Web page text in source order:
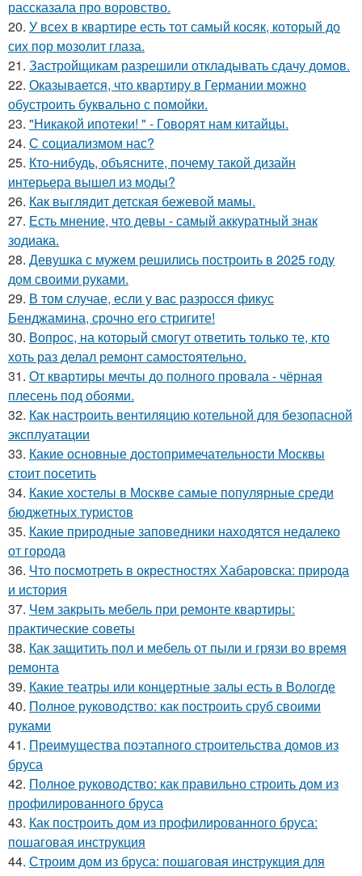
рассказала про воровство.
20. У всех в квартире есть тот самый косяк, который до
сих пор мозолит глаза.
21. Застройщикам разрешили откладывать сдачу домов.
22. Оказывается, что квартиру в Германии можно
обустроить буквально с помойки.
23. "Никакой ипотеки! " - Говорят нам китайцы.
24. С социализмом нас?
25. Кто-нибудь, объясните, почему такой дизайн
интерьера вышел из моды?
26. Как выглядит детская бежевой мамы.
27. Есть мнение, что девы - самый аккуратный знак
зодиака.
28. Девушка с мужем решились построить в 2025 году
дом своими руками.
29. В том случае, если у вас разросся фикус
Бенджамина, срочно его стригите!
30. Вопрос, на который смогут ответить только те, кто
хоть раз делал ремонт самостоятельно.
31. От квартиры мечты до полного провала - чёрная
плесень под обоями.
32. Как настроить вентиляцию котельной для безопасной
эксплуатации
33. Какие основные достопримечательности Москвы
стоит посетить
34. Какие хостелы в Москве самые популярные среди
бюджетных туристов
35. Какие природные заповедники находятся недалеко
от города
36. Что посмотреть в окрестностях Хабаровска: природа
и история
37. Чем закрыть мебель при ремонте квартиры:
практические советы
38. Как защитить пол и мебель от пыли и грязи во время
ремонта
39. Какие театры или концертные залы есть в Вологде
40. Полное руководство: как построить сруб своими
руками
41. Преимущества поэтапного строительства домов из
бруса
42. Полное руководство: как правильно строить дом из
профилированного бруса
43. Как построить дом из профилированного бруса:
пошаговая инструкция
44. Строим дом из бруса: пошаговая инструкция для